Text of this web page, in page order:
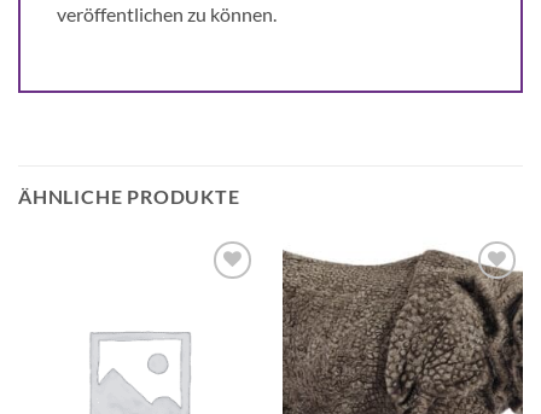
veröffentlichen zu können.
ÄHNLICHE PRODUKTE
Auf die
Wunschliste